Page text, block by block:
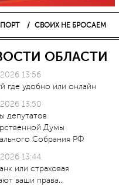
СВОИХ НЕ БРОСАЕМ
ОБЛАСТИ
13:56
где удобно или онлайн
13:50
депутатов
Думы
Собрания РФ
13:44
или страховая
ваши права…